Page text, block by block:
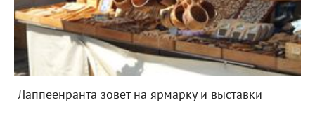
Лаппеенранта зовет на ярмарку и выставки